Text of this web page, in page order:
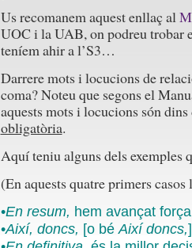
Us recomanem aquest enllaç al
UOC i la UAB, on podreu trobar
teníem ahir a l’S3…
Darrere mots i locucions de
coma? Noteu que segons el
aquests mots i locucions són
obligatòria.
Aquí teniu alguns dels exemples
(En aquests quatre primers
•En resum, hem avançat
•Així, doncs, [o béAixí doncs,